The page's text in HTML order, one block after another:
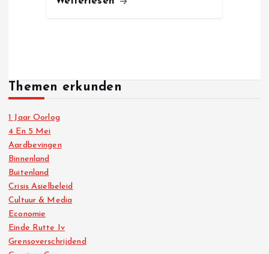
Themen erkunden
1 Jaar Oorlog
4 En 5 Mei
Aardbevingen
Binnenland
Buitenland
Crisis Asielbeleid
Cultuur & Media
Economie
Einde Rutte Iv
Grensoverschrijdend